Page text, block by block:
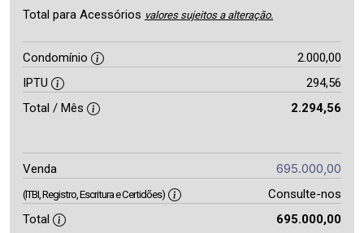
Total para Acessórios valores sujeitos a alteração.
Condomínio
2.000,00
IPTU
294,56
Total / Mês
2.294,56
Venda 695.000,00
(ITBI, Registro, Escritura e Certidões)
Consulte-nos
Total
695.000,00